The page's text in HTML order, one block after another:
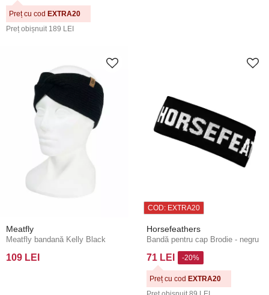
Preț obișnuit 189 LEI
Preț cu cod EXTRA20
Meatfly
Meatfly bandană Kelly Black
109 LEI
COD: EXTRA20
Horsefeathers
Bandă pentru cap Brodie - negru
71 LEI -20%
Preț cu cod EXTRA20